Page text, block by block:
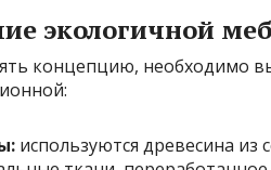
экологичной
концепцию, необходимо
используются древесина